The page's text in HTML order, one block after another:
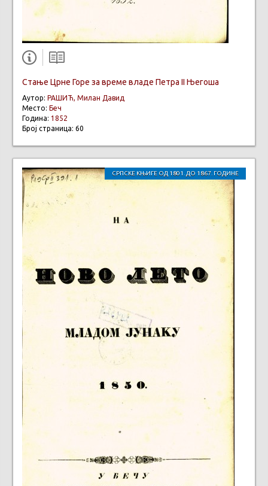
Стање Црне Горе за време владе Петра II Његоша
Аутор: РАШИЋ, Милан Давид
Место: Беч
Година: 1852
Број страница: 60
СРПСКЕ КЊИГЕ ОД 1801. ДО 1867. ГОДИНЕ